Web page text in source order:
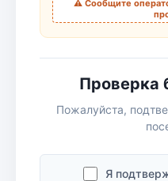
⚠️ Сообщите
Проверка
Пожалуйста,
Я